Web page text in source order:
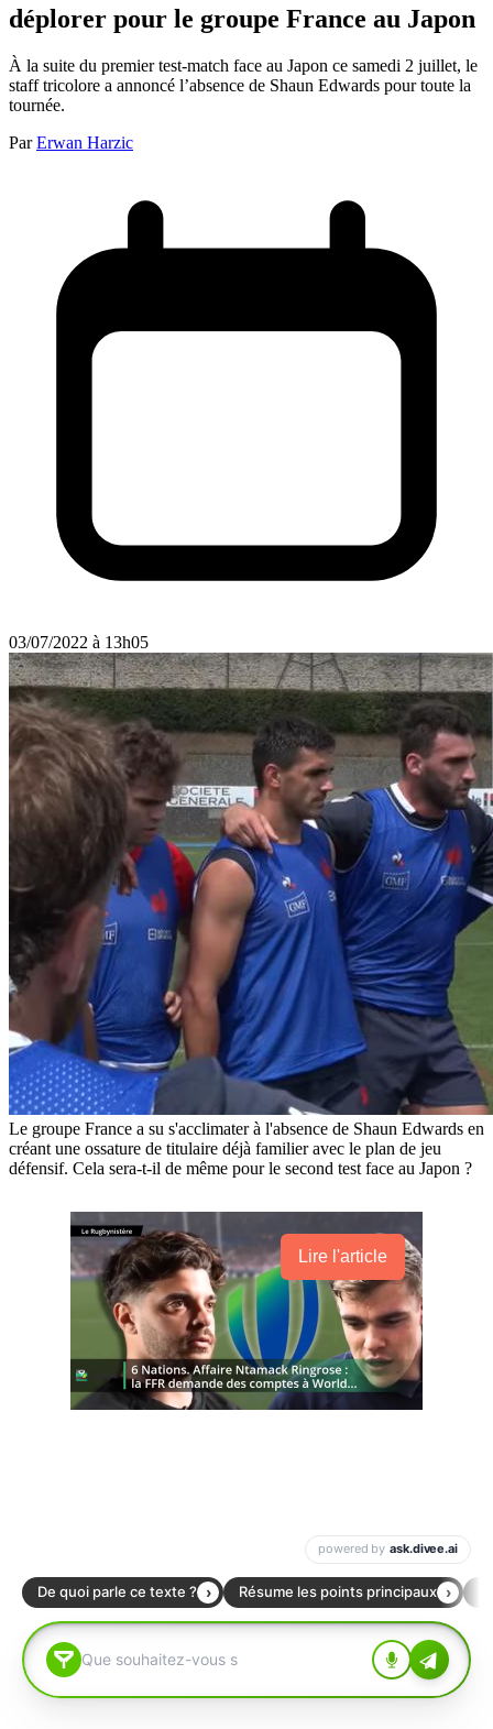
déplorer pour le groupe France au Japon
À la suite du premier test-match face au Japon ce samedi 2 juillet, le
staff tricolore a annoncé l’absence de Shaun Edwards pour toute la
tournée.
Par Erwan Harzic
03/07/2022 à 13h05
Le groupe France a su s'acclimater à l'absence de Shaun Edwards en
créant une ossature de titulaire déjà familier avec le plan de jeu
défensif. Cela sera-t-il de même pour le second test face au Japon ?
Lire l'article